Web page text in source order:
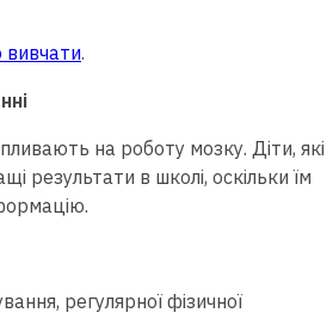
вивчати.
на роботу мозку. Діти, які
результати в школі, оскільки їм
регулярної фізичної